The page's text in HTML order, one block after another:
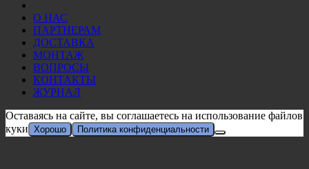
О НАС
ПАРТНЕРАМ
ДОСТАВКА
МОНТАЖ
ВОПРОСЫ
КОНТАКТЫ
ЖУРНАЛ
Оставаясь на сайте, вы соглашаетесь на использование файлов
куки Хорошо Политика конфиденциальности